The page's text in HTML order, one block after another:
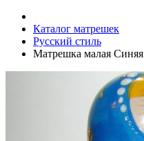
Каталог матрешек
Русский стиль
Матрешка малая Синяя